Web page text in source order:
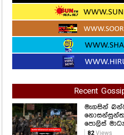
Recent
මැගසින්
පොලිස්
වයස
ඉලක්කමක්
150ක
ඉඳන් අවුරුදු
හිතාගන්න